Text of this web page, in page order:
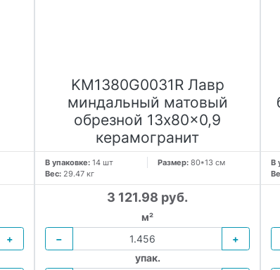
+
KM1380G0031R Лавр
миндальный матовый
обрезной 13x80x0,9
керамогранит
В упаковке: 14 шт Размер: 80*13 см
Вес: 29.47 кг
3 121.98 руб.
м²
−
+
упак.
В